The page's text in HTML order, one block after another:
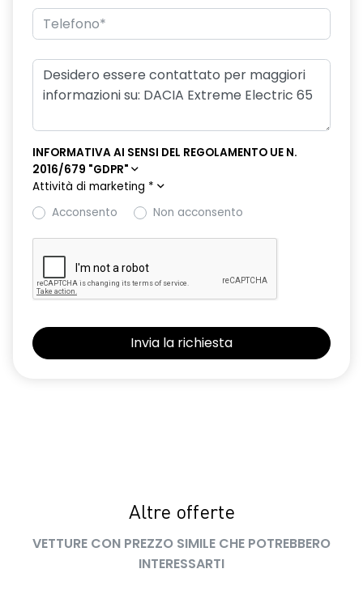
INFORMATIVA AI SENSI DEL REGOLAMENTO UE N.
2016/679 "GDPR"
Attività di marketing *
Acconsento
Non acconsento
Altre offerte
VETTURE CON PREZZO SIMILE CHE POTREBBERO
INTERESSARTI